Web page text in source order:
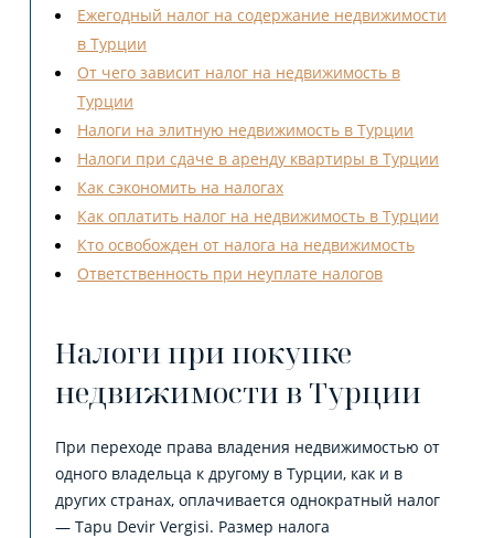
Ежегодный налог на содержание недвижимости
в Турции
От чего зависит налог на недвижимость в
Турции
Налоги на элитную недвижимость в Турции
Налоги при сдаче в аренду квартиры в Турции
Как сэкономить на налогах
Как оплатить налог на недвижимость в Турции
Кто освобожден от налога на недвижимость
Ответственность при неуплате налогов
Налоги при покупке
недвижимости в Турции
При переходе права владения недвижимостью от
одного владельца к другому в Турции, как и в
других странах, оплачивается однократный налог
— Tapu Devir Vergisi. Размер налога